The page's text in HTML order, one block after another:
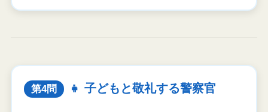
第4問 👧 子どもと敬礼する警察官